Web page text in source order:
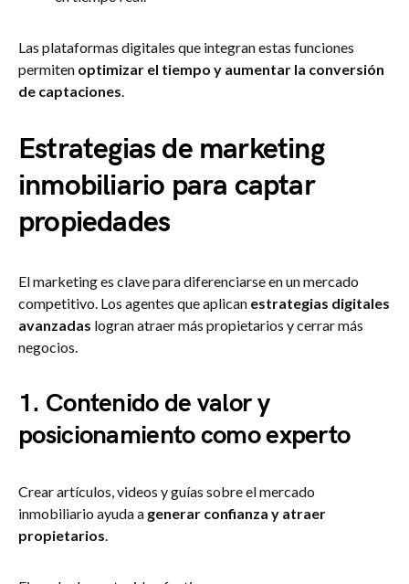
Las plataformas digitales que integran estas funciones
permiten optimizar el tiempo y aumentar la conversión
de captaciones.
Estrategias de marketing
inmobiliario para captar
propiedades
El marketing es clave para diferenciarse en un mercado
competitivo. Los agentes que aplican estrategias digitales
avanzadas logran atraer más propietarios y cerrar más
negocios.
1. Contenido de valor y
posicionamiento como experto
Crear artículos, videos y guías sobre el mercado
inmobiliario ayuda a generar confianza y atraer
propietarios.